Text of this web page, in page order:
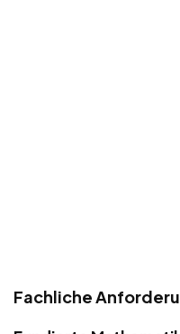
Fachliche